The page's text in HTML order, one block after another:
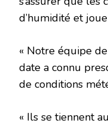
d’humidité et
« Notre équipe
date a connu
de conditions
« Ils se tiennent